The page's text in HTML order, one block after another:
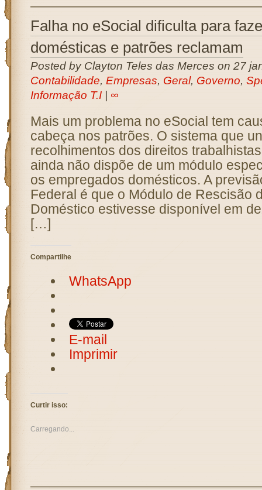
Falha no eSocial dificulta para
domésticas e patrões reclamam
Posted by Clayton Teles das Merces on 27
Contabilidade, Empresas, Geral, Governo,
Informação T.I| ∞
Mais um problema no eSocial tem
cabeça nos patrões. O sistema que
recolhimentos dos direitos
ainda não dispõe de um módulo
os empregados domésticos. A
Federal é que o Módulo de Rescisão
Doméstico estivesse disponível em
[…]
Compartilhe
WhatsApp
E-mail
Imprimir
Curtir isso:
Carregando...